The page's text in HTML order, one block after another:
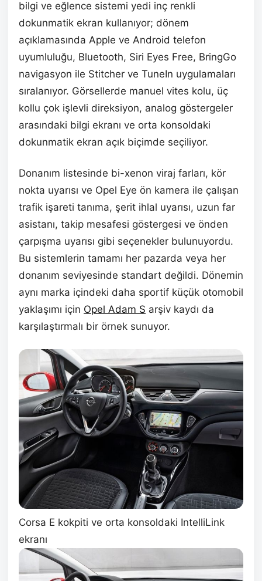
bilgi ve eğlence sistemi yedi inç renkli
dokunmatik ekran kullanıyor; dönem
açıklamasında Apple ve Android telefon
uyumluluğu, Bluetooth, Siri Eyes Free, BringGo
navigasyon ile Stitcher ve TuneIn uygulamaları
sıralanıyor. Görsellerde manuel vites kolu, üç
kollu çok işlevli direksiyon, analog göstergeler
arasındaki bilgi ekranı ve orta konsoldaki
dokunmatik ekran açık biçimde seçiliyor.
Donanım listesinde bi-xenon viraj farları, kör
nokta uyarısı ve Opel Eye ön kamera ile çalışan
trafik işareti tanıma, şerit ihlal uyarısı, uzun far
asistanı, takip mesafesi göstergesi ve önden
çarpışma uyarısı gibi seçenekler bulunuyordu.
Bu sistemlerin tamamı her pazarda veya her
donanım seviyesinde standart değildi. Dönemin
aynı marka içindeki daha sportif küçük otomobil
yaklaşımı için Opel Adam S arşiv kaydı da
karşılaştırmalı bir örnek sunuyor.
Corsa E kokpiti ve orta konsoldaki IntelliLink
ekranı